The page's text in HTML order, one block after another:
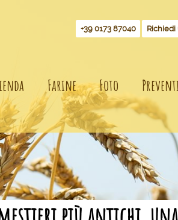
+39 0173 87040
Farine Foto